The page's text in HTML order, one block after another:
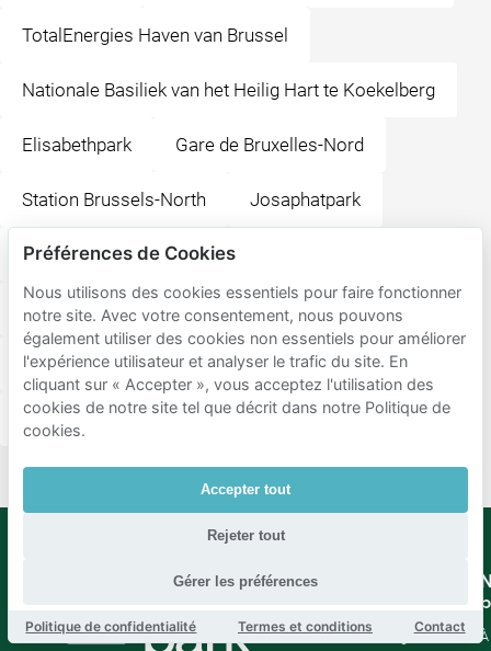
TotalEnergies Haven van Brussel
Nationale Basiliek van het Heilig Hart te Koekelberg
Elisabethpark Gare de Bruxelles-Nord
Station Brussels-North Josaphatpark
Botanique Madame Moustache
Université Saint-Louis - Bruxelles
Place Sainte-Catherine Sint-Katelijnekerk
Place des Martyrs Place de Brouckère
Mobypark
Anglais
Préférences de Cookies
Nous utilisons des cookies essentiels pour faire fonctionner
notre site. Avec votre consentement, nous pouvons
également utiliser des cookies non essentiels pour améliorer
l'expérience utilisateur et analyser le trafic du site. En
cliquant sur « Accepter », vous acceptez l'utilisation des
cookies de notre site tel que décrit dans notre Politique de
cookies.
Accepter tout
Rejeter tout
Gérer les préférences
Politique de confidentialité Termes et conditions Contact